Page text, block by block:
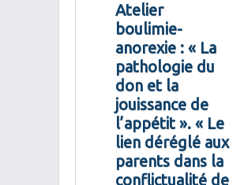
Atelier
boulimie-
anorexie : « La
pathologie du
don et la
jouissance de
l’appétit ». « Le
lien déréglé aux
parents dans la
conflictualité de